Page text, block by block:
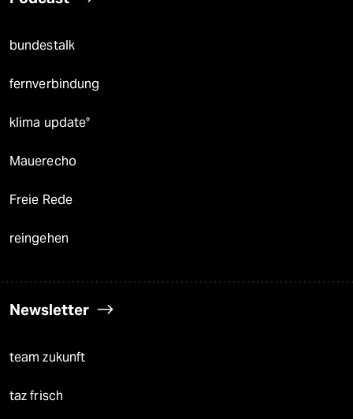
bundestalk
fernverbindung
klima update°
Mauerecho
Freie Rede
reingehen
Newsletter
team zukunft
taz frisch